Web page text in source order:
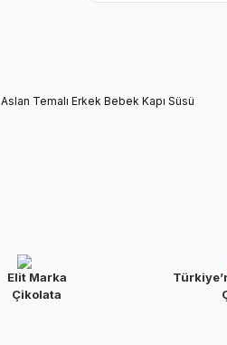
Aslan Temalı Erkek Bebek Kapı Süsü
Elit Marka
Çikolata